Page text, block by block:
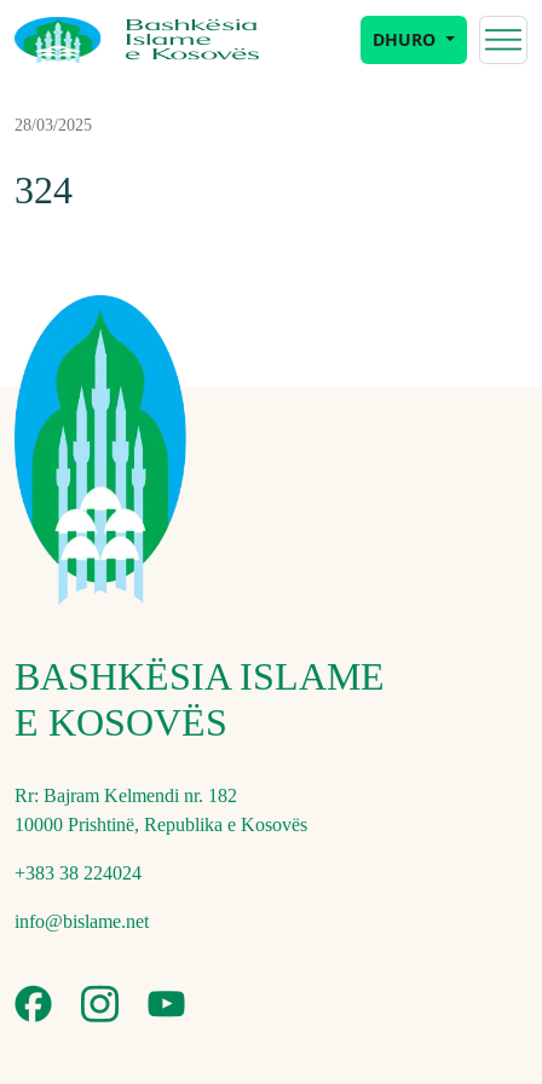
DHURO
28/03/2025
324
BASHKËSIA ISLAME
E KOSOVËS
Rr: Bajram Kelmendi nr. 182
10000 Prishtinë, Republika e Kosovës
+383 38 224024
info@bislame.net